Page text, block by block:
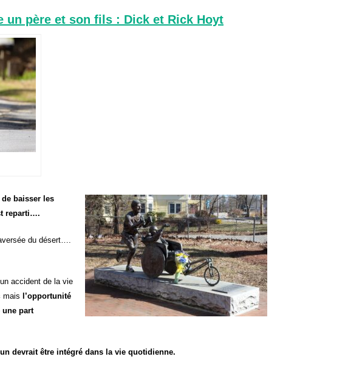
un père et son fils : Dick et Rick Hoyt
baisser les
reparti….
du désert….
accident de la vie
mais l’opportunité
une part
devrait être intégré dans la vie quotidienne.